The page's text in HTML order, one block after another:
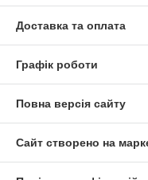
Доставка та оплата
Графік роботи
Повна версія сайту
Сайт створено на